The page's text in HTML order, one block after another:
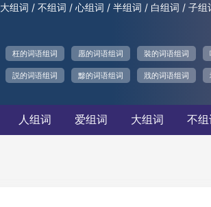
大组词 / 不组词 / 心组词 / 半组词 / 白组词 / 子组
枉的词语组词 愿的词语组词 裝的词语组词
説的词语组词 黪的词语组词 戕的词语组词
人组词 爱组词 大组词 不组